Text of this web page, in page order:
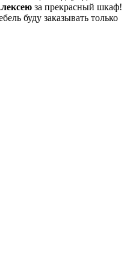
за прекрасный шкаф!
буду заказывать только